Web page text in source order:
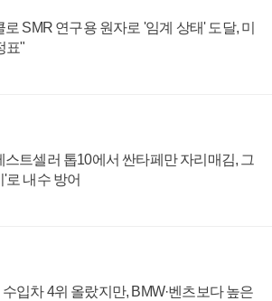
SMR 연구용 원자로 '임계 상태' 도달, 미
표"
트셀러 톱10에서 싼타페만 자리매김, 그
로 내수 방어
입차 4위 올랐지만, BMW·벤츠보다 높은